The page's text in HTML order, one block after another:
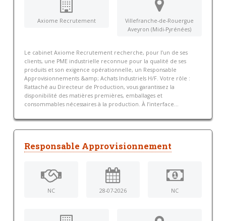
Axiome Recrutement
Villefranche-de-Rouergue
Aveyron (Midi-Pyrénées)
Le cabinet Axiome Recrutement recherche, pour l’un de ses
clients, une PME industrielle reconnue pour la qualité de ses
produits et son exigence opérationnelle, un Responsable
Approvisionnements &amp; Achats Industriels H/F. Votre rôle :
Rattaché au Directeur de Production, vous garantissez la
disponibilité des matières premières, emballages et
consommables nécessaires à la production. À l’interface...
Responsable Approvisionnement
NC 28-07-2026 NC